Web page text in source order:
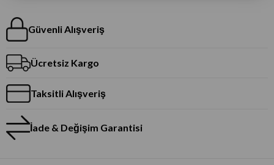
Güvenli Alışveriş
Ücretsiz Kargo
Taksitli Alışveriş
İade & Değişim Garantisi